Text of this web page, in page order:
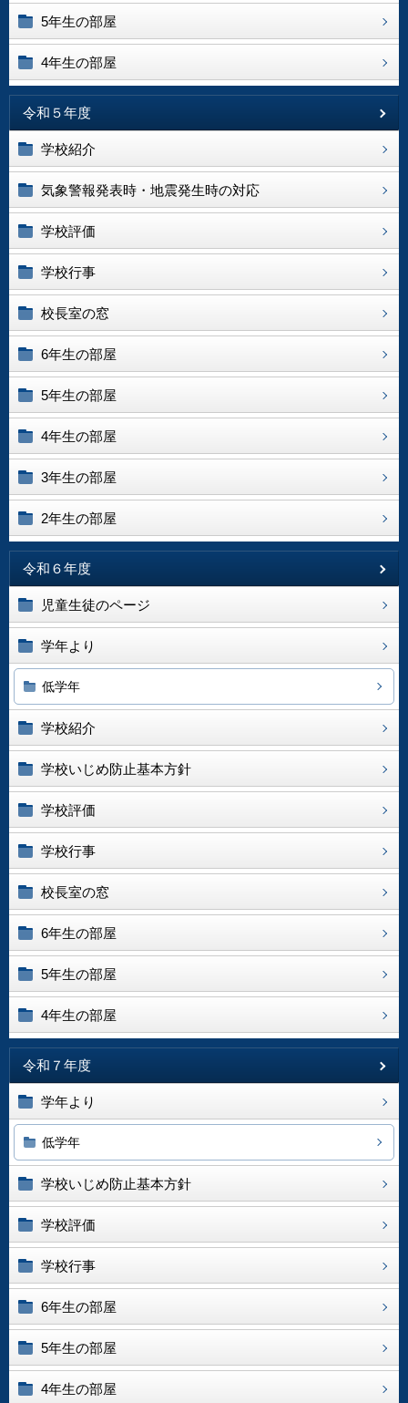
5年生の部屋
4年生の部屋
令和５年度
学校紹介
気象警報発表時・地震発生時の対応
学校評価
学校行事
校長室の窓
6年生の部屋
5年生の部屋
4年生の部屋
3年生の部屋
2年生の部屋
令和６年度
児童生徒のページ
学年より
低学年
学校紹介
学校いじめ防止基本方針
学校評価
学校行事
校長室の窓
6年生の部屋
5年生の部屋
4年生の部屋
令和７年度
学年より
低学年
学校いじめ防止基本方針
学校評価
学校行事
6年生の部屋
5年生の部屋
4年生の部屋